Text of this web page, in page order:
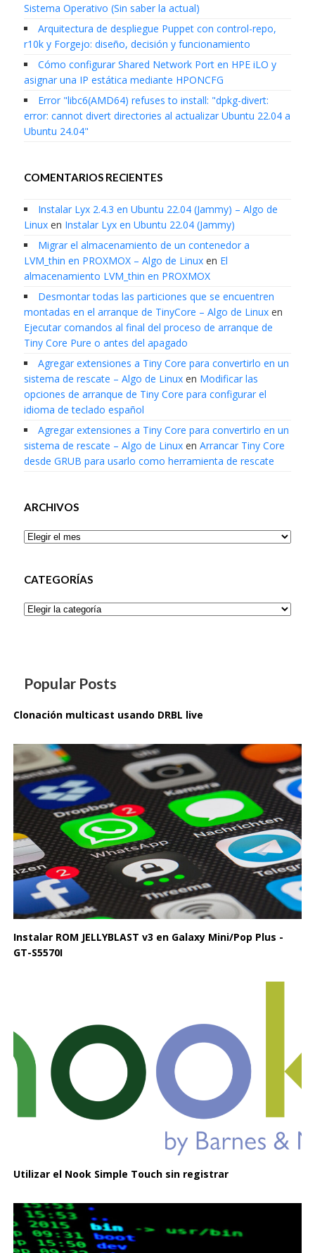
Sistema Operativo (Sin saber la actual)
Arquitectura de despliegue Puppet con control-repo,
r10k y Forgejo: diseño, decisión y funcionamiento
Cómo configurar Shared Network Port en HPE iLO y
asignar una IP estática mediante HPONCFG
Error "libc6(AMD64) refuses to install: "dpkg-divert:
error: cannot divert directories al actualizar Ubuntu 22.04 a
Ubuntu 24.04"
COMENTARIOS RECIENTES
Instalar Lyx 2.4.3 en Ubuntu 22.04 (Jammy) – Algo de
Linuxen Instalar Lyx en Ubuntu 22.04 (Jammy)
Migrar el almacenamiento de un contenedor a
LVM_thin en PROXMOX – Algo de Linuxen El
almacenamiento LVM_thin en PROXMOX
Desmontar todas las particiones que se encuentren
montadas en el arranque de TinyCore – Algo de Linuxen
Ejecutar comandos al final del proceso de arranque de
Tiny Core Pure o antes del apagado
Agregar extensiones a Tiny Core para convertirlo en un
sistema de rescate – Algo de Linuxen Modificar las
opciones de arranque de Tiny Core para configurar el
idioma de teclado español
Agregar extensiones a Tiny Core para convertirlo en un
sistema de rescate – Algo de Linuxen Arrancar Tiny Core
desde GRUB para usarlo como herramienta de rescate
ARCHIVOS
Archivos
CATEGORÍAS
Categorías
Popular Posts
Clonación multicast usando DRBL live
Instalar ROM JELLYBLAST v3 en Galaxy Mini/Pop Plus -
GT-S5570I
Utilizar el Nook Simple Touch sin registrar